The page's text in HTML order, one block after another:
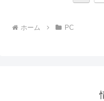
ホーム PC